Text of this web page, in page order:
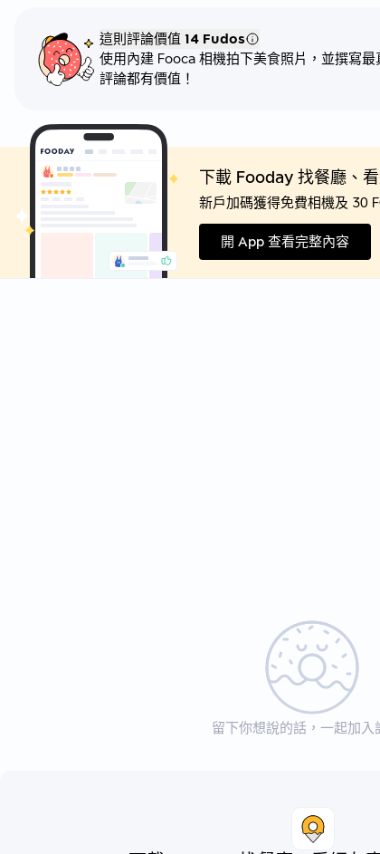
這則評論價值 14 Fudos
使用內建 Fooca 相機拍下美食照片，並撰寫
評論都有價值！
下載 Fooday 找餐廳、
新戶加碼獲得免費相機及 30
開 App 查看完整內容
留下你想說的話，一起加入